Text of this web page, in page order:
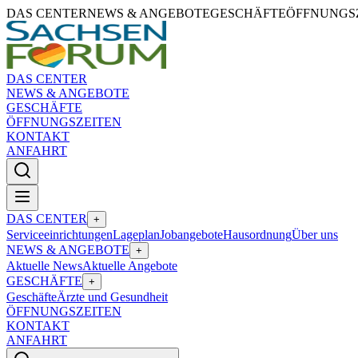
DAS CENTERNEWS & ANGEBOTEGESCHÄFTE
DAS CENTER
NEWS & ANGEBOTE
GESCHÄFTE
ÖFFNUNGSZEITEN
KONTAKT
ANFAHRT
DAS CENTER +
ServiceeinrichtungenLageplanJobangeboteHausordnungÜber uns
NEWS & ANGEBOTE +
Aktuelle NewsAktuelle Angebote
GESCHÄFTE +
GeschäfteÄrzte und Gesundheit
ÖFFNUNGSZEITEN
KONTAKT
ANFAHRT